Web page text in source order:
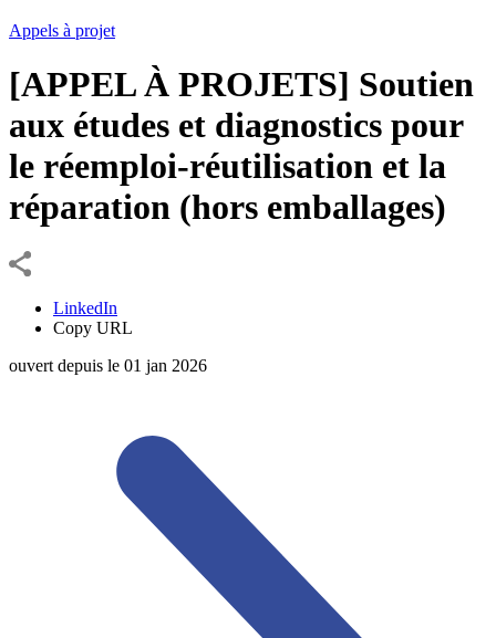
Appels à projet
[APPEL À PROJETS] Soutien
aux études et diagnostics pour
le réemploi-réutilisation et la
réparation (hors emballages)
LinkedIn
Copy URL
ouvert depuis le 01 jan 2026